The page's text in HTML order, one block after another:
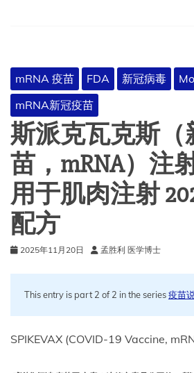
mRNA 疫苗 FDA 新冠病毒
mRNA新冠疫苗
斯派克瓦克斯（
苗，mRNA）注
用于肌肉注射
配方
2025年11月20日 孟胜利 医学博士
This entry is part 2 of 2 in the series疫苗
SPIKEVAX (COVID-19 Vaccine,